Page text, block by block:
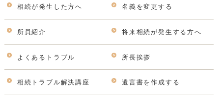
相続が発生した方へ 名義を変更する
所員紹介 将来相続が発生する方へ
よくあるトラブル 所長挨拶
相続トラブル解決講座 遺言書を作成する